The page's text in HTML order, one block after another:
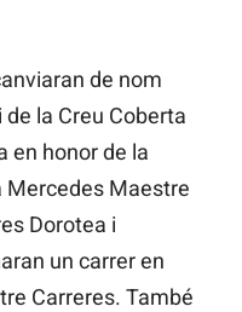
de nom
de la Creu Coberta
en honor de la
Mercedes Maestre
Dorotea i
un carrer en
Carreres. També